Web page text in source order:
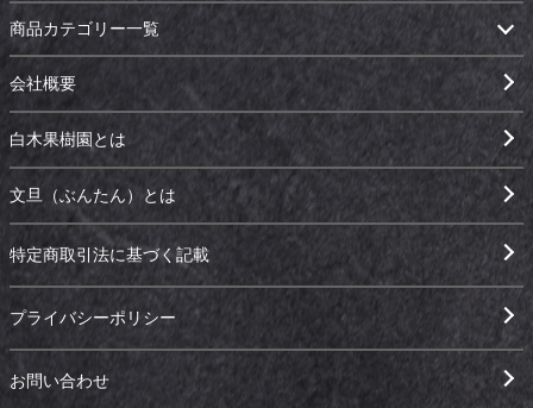
商品カテゴリー一覧
会社概要
白木果樹園とは
文旦（ぶんたん）とは
特定商取引法に基づく記載
プライバシーポリシー
お問い合わせ